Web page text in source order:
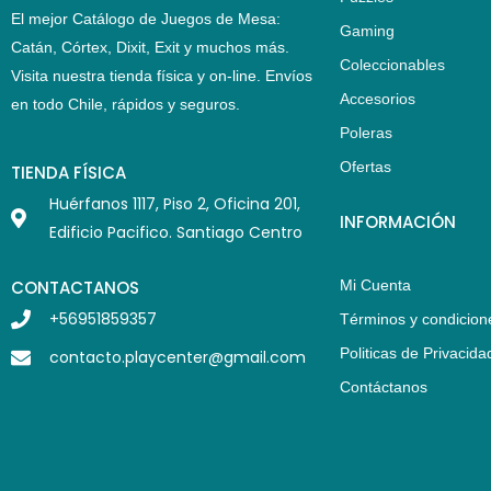
El mejor Catálogo de Juegos de Mesa:
Catán, Córtex, Dixit, Exit y muchos más.
Visita nuestra tienda física y on-line. Envíos
en todo Chile, rápidos y seguros
TIENDA FÍSICA
Huérfanos 1117, Piso 2, Oficina 201,
Edificio Pacifico. Santiago Centro
CONTACTANOS
+56951859357
contacto.playcenter@gmail.com
Gaming
Coleccionables
Accesorios
Poleras
Ofertas
INFORMACIÓN
Mi Cuenta
Términos y
Politicas de
Contáctanos